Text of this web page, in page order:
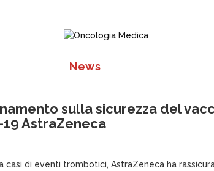
News
sulla sicurezza del
19 AstraZeneca
casi di eventi trombotici, AstraZeneca ha